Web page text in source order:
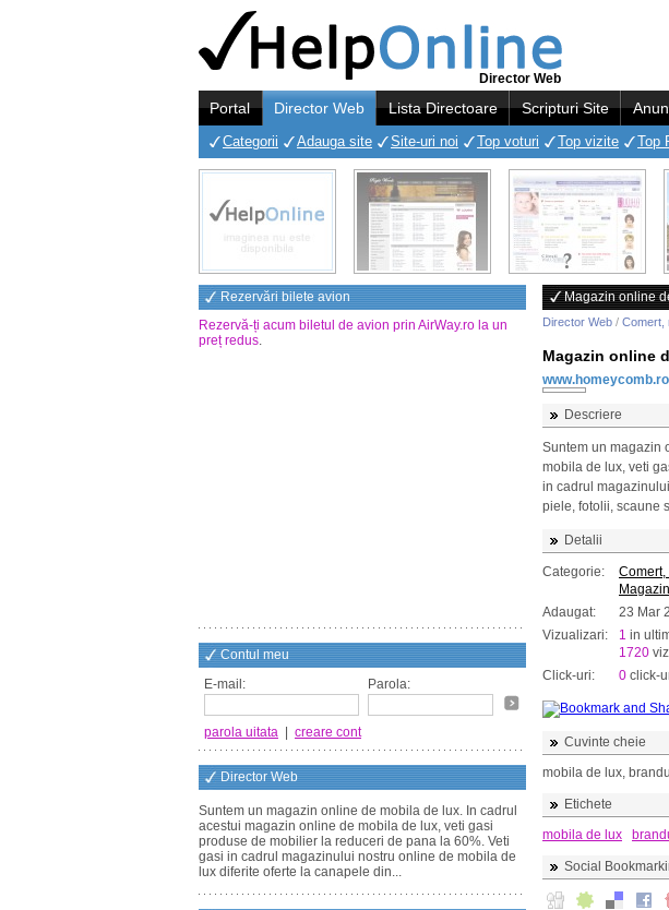
Director Web
Portal Director Web Lista Directoare Scripturi Site
Categorii Adauga site Site-uri noi Top voturi Top vizite Top
Rezervări bilete avion
Rezervă-ți acum biletul de avion prin AirWay.ro la un
preț redus.
Contul meu
E-mail:
Parola:
parola uitata creare cont
Director Web
Suntem un magazin online de mobila de lux. In cadrul
acestui magazin online de mobila de lux, veti gasi
produse de mobilier la reduceri de pana la 60%. Veti
gasi in cadrul magazinului nostru online de mobila de
lux diferite oferte la canapele din...
Magazin online
Director Web / Comert,
Magazin online
www.homeycomb.ro
Descriere
Suntem un magazin
mobila de lux, veti
in cadrul
piele, fotolii, scaune
Detalii
Categorie:
Comert,
Adaugat:
23 Mar
Vizualizari:
1 in
1720
Click-uri:
0 click-
Cuvinte cheie
mobila de lux,
Etichete
mobila de lux
Social